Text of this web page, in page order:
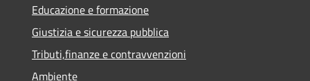
Educazione e formazione
Giustizia e sicurezza pubblica
Tributi,finanze e contravvenzioni
Ambiente